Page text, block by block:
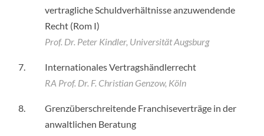
vertragliche Schuldverhältnisse anzuwendende
Recht (Rom I)
Prof. Dr. Peter Kindler, Universität Augsburg
7.
Internationales Vertragshändlerrecht
RA Prof. Dr. F. Christian Genzow, Köln
8.
Grenzüberschreitende Franchiseverträge in der
anwaltlichen Beratung